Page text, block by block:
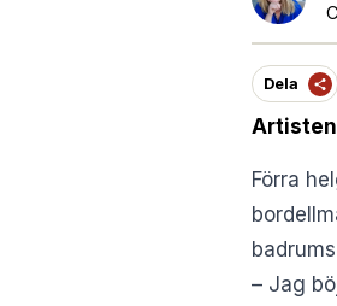
Dela
Artisten
Förra
– Jag